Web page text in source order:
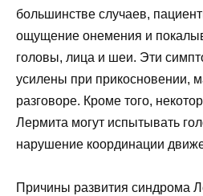
большинстве случаев,
ощущение онемения и
головы, лица и шеи. Эти
усилены при прикосновении,
разговоре. Кроме того,
Лермита могут испытывать
нарушение координации
Причины развития синдрома